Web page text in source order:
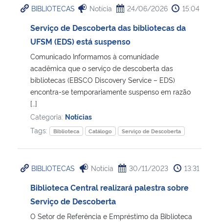
Ministério da Cidadania
Ministério da Saúde
Ministério de Minas e Energia
Ministério da Ciência, Tecnologia, Inovações e Comunicações
Ministério do Turismo
Ministério do Desenvolvimento Regional
Controladoria-Geral da União
Ministério da Mulher, da Família e dos Direitos Humanos
BIBLIOTECAS Notícia 24/06/2026 15:04
Serviço de Descoberta das bibliotecas da
UFSM (EDS) está suspenso
Comunicado Informamos à comunidade
acadêmica que o serviço de descoberta das
bibliotecas (EBSCO Discovery Service – EDS)
encontra-se temporariamente suspenso em razão
[…]
Categoria: Notícias
Tags:
Biblioteca Catálogo Serviço de Descoberta
BIBLIOTECAS Notícia 30/11/2023 13:31
Biblioteca Central realizará palestra sobre
Serviço de Descoberta
O Setor de Referência e Empréstimo da Biblioteca